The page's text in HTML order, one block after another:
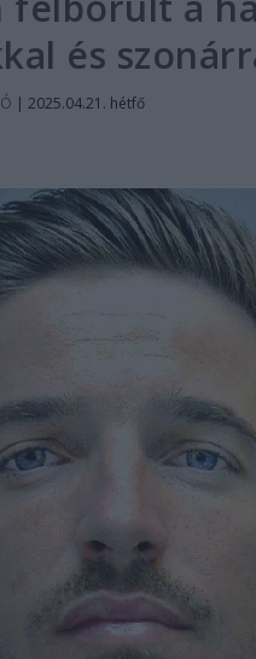
és
|2025.04.21. hétfő